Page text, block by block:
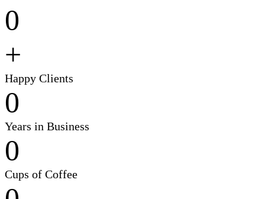
0
+
Happy Clients
0
Years in Business
0
Cups of Coffee